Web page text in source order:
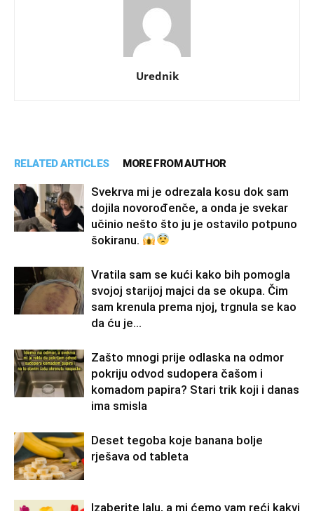
Urednik
RELATED ARTICLES MORE FROM AUTHOR
Svekrva mi je odrezala kosu dok sam
dojila novorođenče, a onda je svekar
učinio nešto što ju je ostavilo potpuno
šokiranu.
Vratila sam se kući kako bih pomogla
svojoj starijoj majci da se okupa. Čim
sam krenula prema njoj, trgnula se kao
da ću je...
Zašto mnogi prije odlaska na odmor
pokriju odvod sudopera čašom i
komadom papira? Stari trik koji i danas
ima smisla
Deset tegoba koje banana bolje
rješava od tableta
Izaberite lalu, a mi ćemo vam reći kakvi